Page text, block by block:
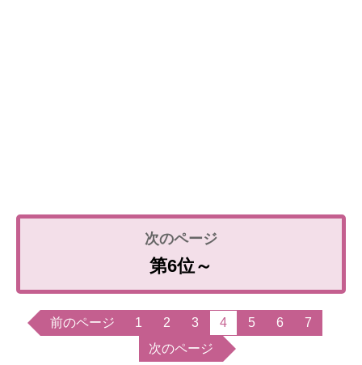
第6位～
前のページ 1 2 3 4 5 6
7
次のページ